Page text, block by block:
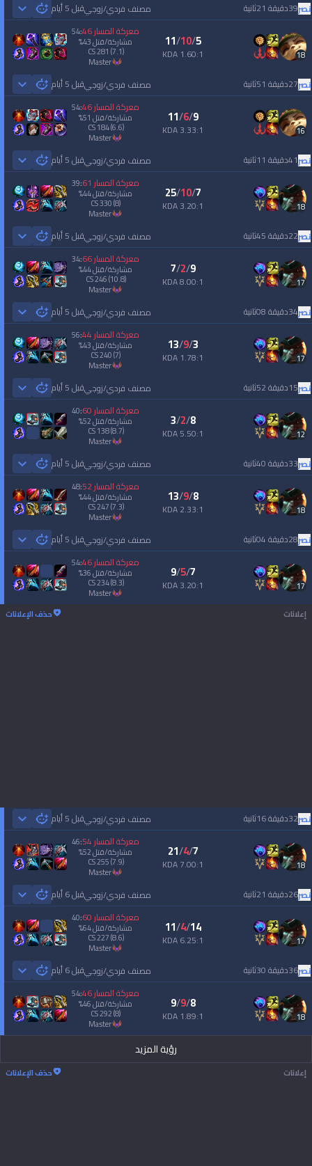
مصنف فردي/زوجيقبل 5 أيام نصر39دقيقة 21ثانية
18
5
/
10
/
11
1.60:1 KDA
معركة المسار46
:
54
مشاركة/قتل43
%
CS281 (7.1)
master
مصنف فردي/زوجيقبل 5 أيام نصر27دقيقة 51ثانية
16
9
/
6
/
11
3.33:1 KDA
معركة المسار46
:
54
مشاركة/قتل 51
%
CS184(6.6)
master
مصنف فردي/زوجيقبل 5 أيام نصر41دقيقة 11ثانية
18
7
/
10
/
25
3.20:1 KDA
معركة المسار 61
:
39
مشاركة/قتل44
%
CS330(8)
master
مصنف فردي/زوجيقبل 5 أيام نصر22دقيقة 45ثانية
17
9
/
2
/
7
8.00:1 KDA
معركة المسار66
:
34
مشاركة/قتل44
%
CS246(10.8)
master
مصنف فردي/زوجيقبل 5 أيام نصر34دقيقة 08ثانية
17
3
/
9
/
13
1.78:1 KDA
معركة المسار44
:
56
مشاركة/قتل43
%
CS240(7)
master
مصنف فردي/زوجيقبل 5 أيام نصر15دقيقة 52ثانية
12
8
/
2
/
3
5.50:1 KDA
معركة المسار60
:
40
مشاركة/قتل52
%
CS138(8.7)
master
مصنف فردي/زوجيقبل 5 أيام نصر33دقيقة 40ثانية
18
8
/
9
/
13
2.33:1 KDA
معركة المسار52
:
48
مشاركة/قتل44
%
CS247(7.3)
master
مصنف فردي/زوجيقبل 5 أيام نصر28دقيقة 04ثانية
17
7
/
5
/
9
3.20:1 KDA
معركة المسار46
:
54
مشاركة/قتل36
%
CS234(8.3)
master
إعلانات
حذف الإعلانات
مصنف فردي/زوجيقبل 5 أيام نصر32دقيقة 16ثانية
18
7
/
4
/
21
7.00:1 KDA
معركة المسار54
:
46
مشاركة/قتل52
%
CS255(7.9)
master
مصنف فردي/زوجيقبل 6 أيام نصر26دقيقة 21ثانية
17
14
/
4
/
11
6.25:1 KDA
معركة المسار60
:
40
مشاركة/قتل64
%
CS227(8.6)
master
مصنف فردي/زوجيقبل 6 أيام نصر36دقيقة 30ثانية
18
8
/
9
/
9
1.89:1 KDA
معركة المسار46
:
54
مشاركة/قتل46
%
CS292(8)
master
رؤية المزيد
إعلانات حذف الإعلانات